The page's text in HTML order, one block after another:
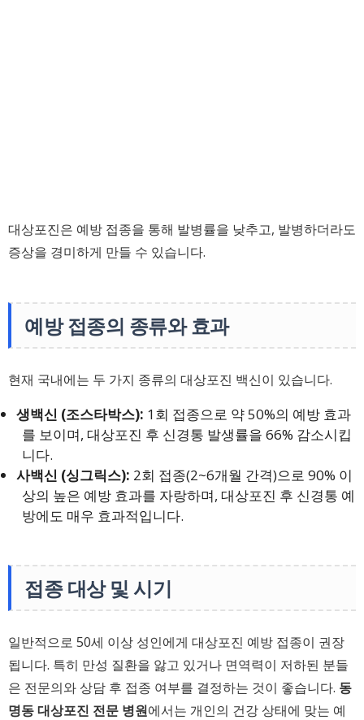
대상포진은 예방 접종을 통해 발병률을 낮추고, 발병하더라도
증상을 경미하게 만들 수 있습니다.
예방 접종의 종류와 효과
현재 국내에는 두 가지 종류의 대상포진 백신이 있습니다.
생백신 (조스타박스): 1회 접종으로 약 50%의 예방 효과
를 보이며, 대상포진 후 신경통 발생률을 66% 감소시킵
니다.
사백신 (싱그릭스): 2회 접종(2~6개월 간격)으로 90% 이
상의 높은 예방 효과를 자랑하며, 대상포진 후 신경통 예
방에도 매우 효과적입니다.
접종 대상 및 시기
일반적으로 50세 이상 성인에게 대상포진 예방 접종이 권장
됩니다. 특히 만성 질환을 앓고 있거나 면역력이 저하된 분들
은 전문의와 상담 후 접종 여부를 결정하는 것이 좋습니다. 동
명동 대상포진 전문 병원에서는 개인의 건강 상태에 맞는 예